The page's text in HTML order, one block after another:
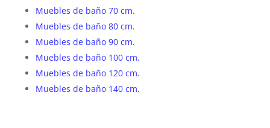
Muebles de baño 70 cm.
Muebles de baño 80 cm.
Muebles de baño 90 cm.
Muebles de baño 100 cm.
Muebles de baño 120 cm.
Muebles de baño 140 cm.